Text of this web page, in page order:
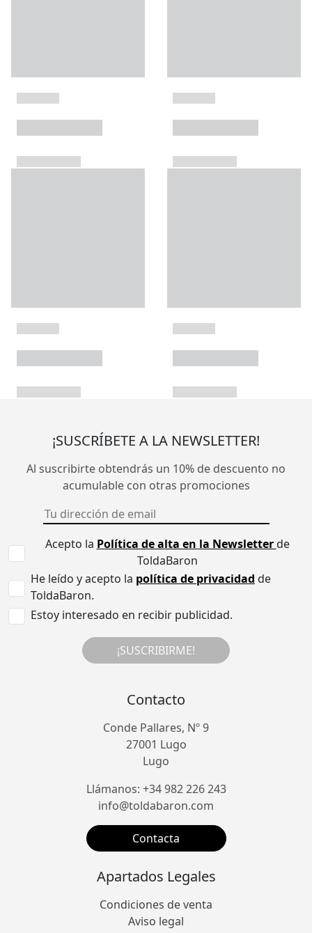
¡SUSCRÍBETE A LA NEWSLETTER!
Al suscribirte obtendrás un 10% de descuento no
acumulable con otras promociones
Acepto la Política de alta en la Newsletterde
ToldaBaron
He leído y acepto la política de privacidad de
ToldaBaron.
Estoy interesado en recibir publicidad.
¡SUSCRIBIRME!
Contacto
Conde Pallares, Nº 9
27001 Lugo
Lugo
Llámanos: +34 982 226 243
info@toldabaron.com
Contacta
Apartados Legales
Condiciones de venta
Aviso legal